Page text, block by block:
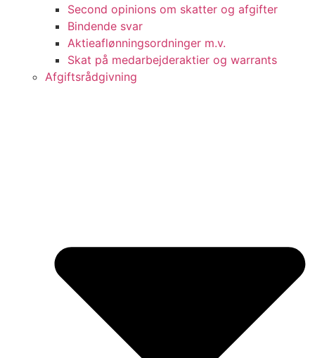
Second opinions om skatter og afgifter
Bindende svar
Aktieaflønningsordninger m.v.
Skat på medarbejderaktier og warrants
Afgiftsrådgivning